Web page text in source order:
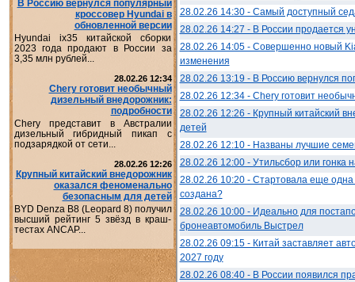
В Россию вернулся популярный
кроссовер Hyundai в
обновленной версии
Hyundai ix35 китайской сборки
2023 года продают в России за
3,35 млн рублей...
28.02.26 12:34
Chery готовит необычный
дизельный внедорожник:
подробности
Chery представит в Австралии
дизельный гибридный пикап с
подзарядкой от сети...
28.02.26 12:26
Крупный китайский внедорожник
оказался феноменально
безопасным для детей
BYD Denza B8 (Leopard 8) получил
высший рейтинг 5 звёзд в краш-
тестах ANCAP...
28.02.26 14:30 - Самый доступный
28.02.26 14:27 - В России продается
28.02.26 14:05 - Совершенно новый
изменения
28.02.26 13:19 - В Россию вернулся
28.02.26 12:34 - Chery готовит
28.02.26 12:26 - Крупный китайский
детей
28.02.26 12:10 - Названы лучшие
28.02.26 12:00 - Утильсбор или
28.02.26 10:20 - Стартовала еще
создана?
28.02.26 10:00 - Идеально для
бронеавтомобиль Выстрел
28.02.26 09:15 - Китай заставляет
2027 году
28.02.26 08:40 - В России появился